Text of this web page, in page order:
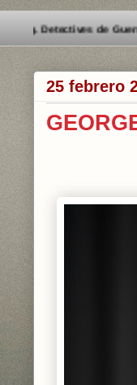
Bienvenido a este
25 febrero